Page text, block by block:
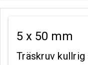
5 x 50 mm
Träskruv kullrig